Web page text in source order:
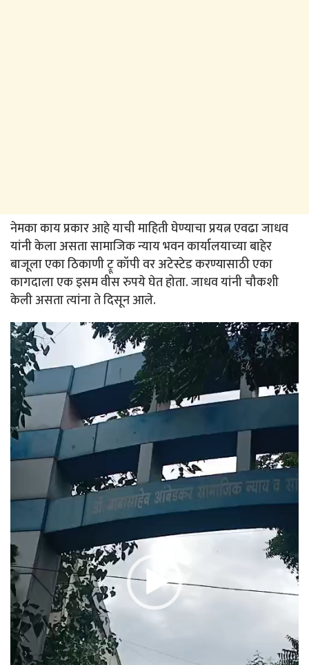
नेमका काय प्रकार आहे याची माहिती घेण्याचा प्रयत्न एवढा जाधव
यांनी केला असता सामाजिक न्याय भवन कार्यालयाच्या बाहेर
बाजूला एका ठिकाणी ट्रू कॉपी वर अटेस्टेड करण्यासाठी एका
कागदाला एक इसम वीस रुपये घेत होता. जाधव यांनी चौकशी
केली असता त्यांना ते दिसून आले.
Video
Player